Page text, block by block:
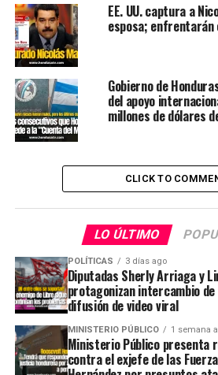
EE. UU. captura a
esposa; enfrentarán
Gobierno de
del apoyo
millones de dólares
CLICK TO
LO ÚLTIMO
POLÍTICAS 3 días ago
Diputadas Sherly Arriaga y
protagonizan intercambio
difusión de video viral
MINISTERIO PÚBLICO 1 semana
Ministerio Público presenta
contra el exjefe de las